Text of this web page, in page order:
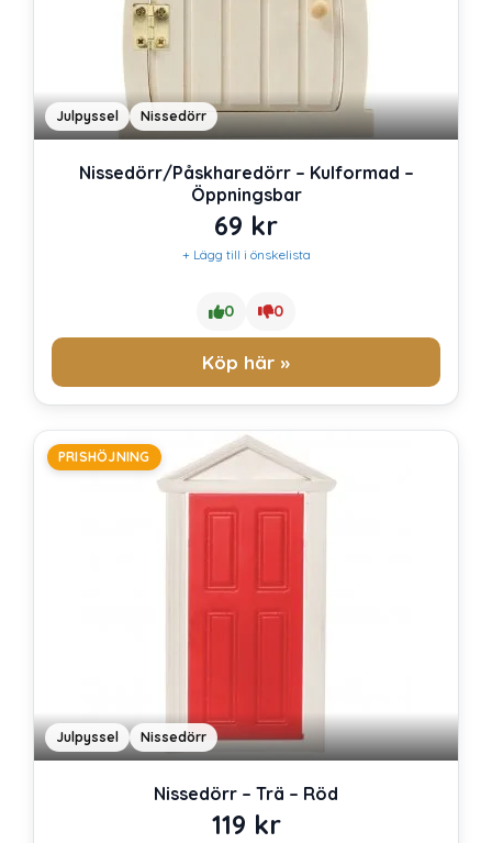
Julpyssel Nissedörr
Nissedörr/Påskharedörr – Kulformad –
Öppningsbar
69 kr
+ Lägg till i önskelista
0 0
Köp här »
PRISHÖJNING
Julpyssel Nissedörr
Nissedörr – Trä – Röd
119 kr